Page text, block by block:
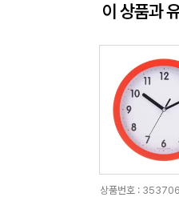
이 상품과
상품번호 : 353706